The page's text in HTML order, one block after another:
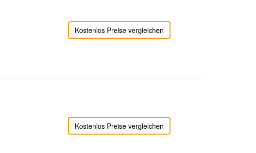
Kostenlos Preise vergleichen
Kostenlos Preise vergleichen